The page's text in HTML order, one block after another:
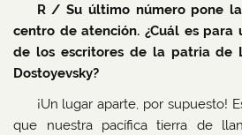
R / Su último número pone
centro de atención. ¿Cuál es para
de los escritores de la patria de
Dostoyevsky?
¡Un lugar aparte, por supuesto!
que nuestra pacífica tierra de